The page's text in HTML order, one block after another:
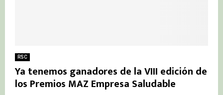
RSC
Ya tenemos ganadores de la VIII edición de
los Premios MAZ Empresa Saludable